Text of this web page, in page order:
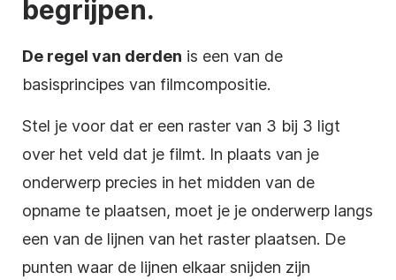
begrijpen.
De regel van derden is een van de
basisprincipes van filmcompositie.
Stel je voor dat er een raster van 3 bij 3 ligt
over het veld dat je filmt. In plaats van je
onderwerp precies in het midden van de
opname te plaatsen, moet je je onderwerp langs
een van de lijnen van het raster plaatsen. De
punten waar de lijnen elkaar snijden zijn